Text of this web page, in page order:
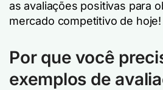
as avaliações positivas para
mercado competitivo de hoje!
Por que você
exemplos de